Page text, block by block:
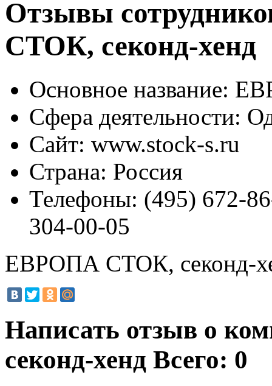
Отзывы
СТОК, секонд-хенд
Основное название:
Сфера деятельности:
Сайт: www.stock-s.ru
Страна: Россия
Телефоны: (495) 672-
304-00-05
ЕВРОПА СТОК, секонд-
Написать отзыв о
секонд-хенд Всего: 0